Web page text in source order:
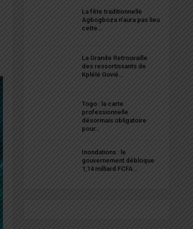
La fête traditionnelle
Agbogboza n’aura pas lieu
cette…
La Grande Retrouvaille
des ressortissants de
Kplélé Govié…
Togo : la carte
professionnelle
désormais obligatoire
pour…
Inondations : le
gouvernement débloque
1,14 milliard FCFA…